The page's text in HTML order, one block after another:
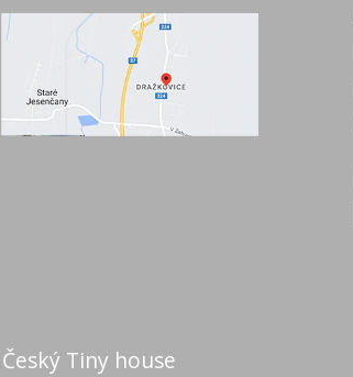
Český Tiny house